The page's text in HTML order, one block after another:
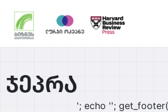
ჯეპრა
'; echo '';